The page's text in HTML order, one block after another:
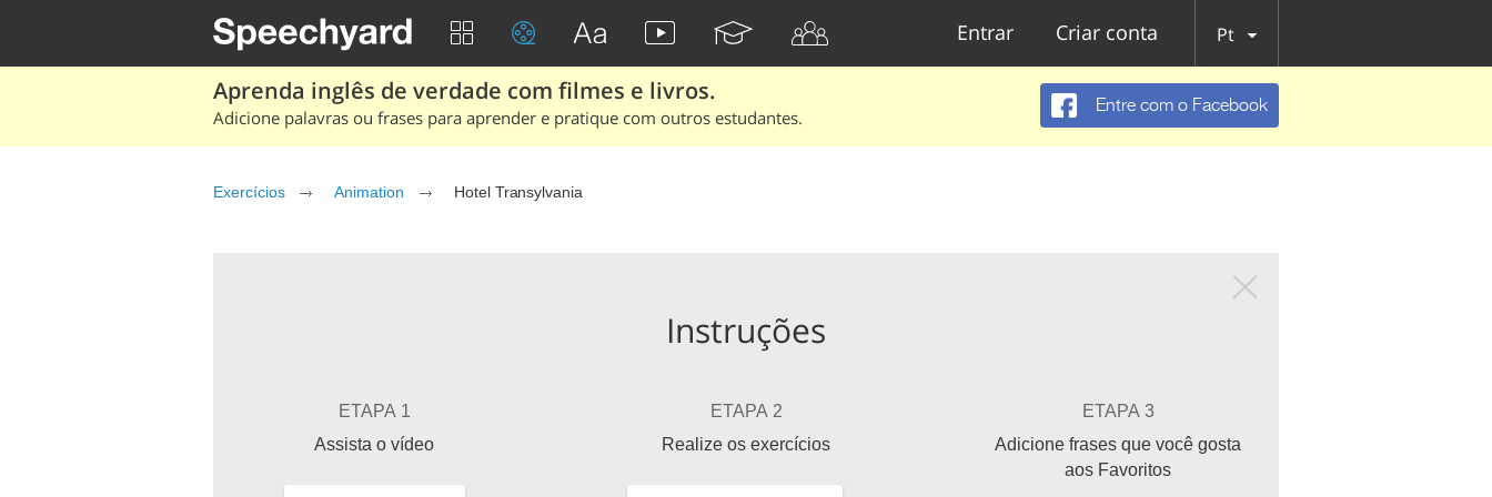
Entrar Criar conta Pt
Aprenda inglês de verdade com filmes e livros.
Adicione palavras ou frases para aprender e pratique com outros estudantes.
Entre com o Facebook
Exercícios Animation Hotel Transylvania
Instruções
ETAPA 1
Assista o vídeo
ETAPA 2
Realize os exercícios
ETAPA 3
Adicione frases que você gosta
aos Favoritos